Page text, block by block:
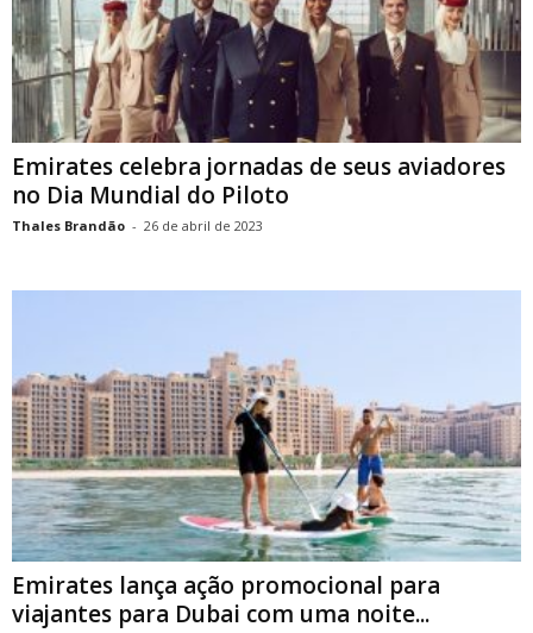
Emirates celebra jornadas de seus aviadores
no Dia Mundial do Piloto
Thales Brandão - 26 de abril de 2023
Emirates lança ação promocional para
viajantes para Dubai com uma noite...